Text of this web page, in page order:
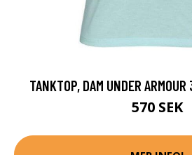
TANKTOP, DAM UNDER
570 SEK